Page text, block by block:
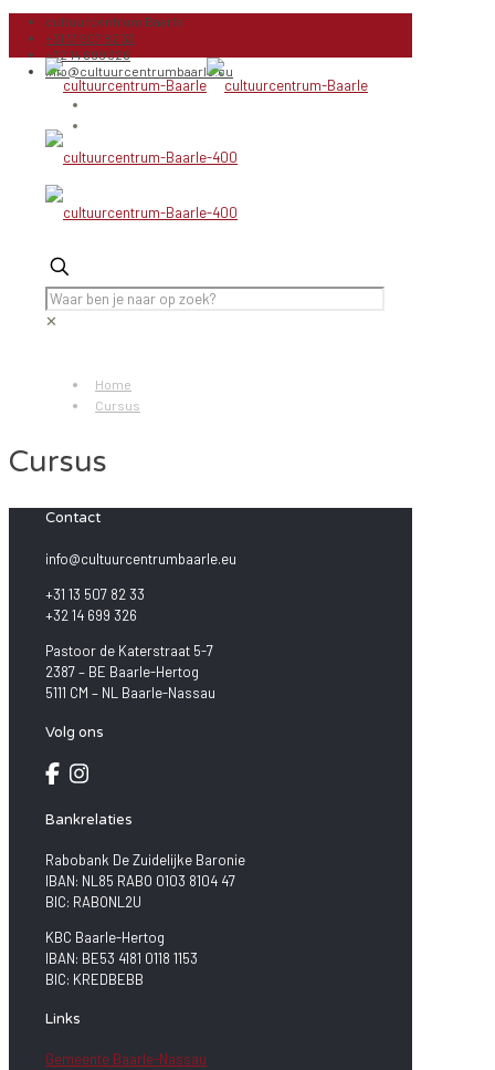
cultuurcentrum Baarle
+31 13 507 82 33
+32 14 699 326
info@cultuurcentrumbaarle.eu
✕
Home
Cursus
Cursus
Contact
info@cultuurcentrumbaarle.eu
+31 13 507 82 33
+32 14 699 326
Pastoor de Katerstraat 5-7
2387 – BE Baarle-Hertog
5111 CM – NL Baarle-Nassau
Volg ons
Bankrelaties
Rabobank De Zuidelijke Baronie
IBAN: NL85 RABO 0103 8104 47
BIC: RABONL2U
KBC Baarle-Hertog
IBAN: BE53 4181 0118 1153
BIC: KREDBEBB
Links
Gemeente Baarle-Nassau